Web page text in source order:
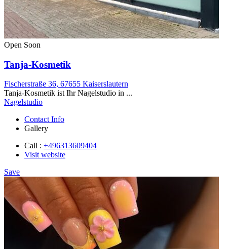
Open Soon
Tanja-Kosmetik
Fischerstraße 36, 67655 Kaiserslautern
Tanja-Kosmetik ist Ihr Nagelstudio in ...
Nagelstudio
Contact Info
Gallery
Call : +496313609404
Visit website
Save